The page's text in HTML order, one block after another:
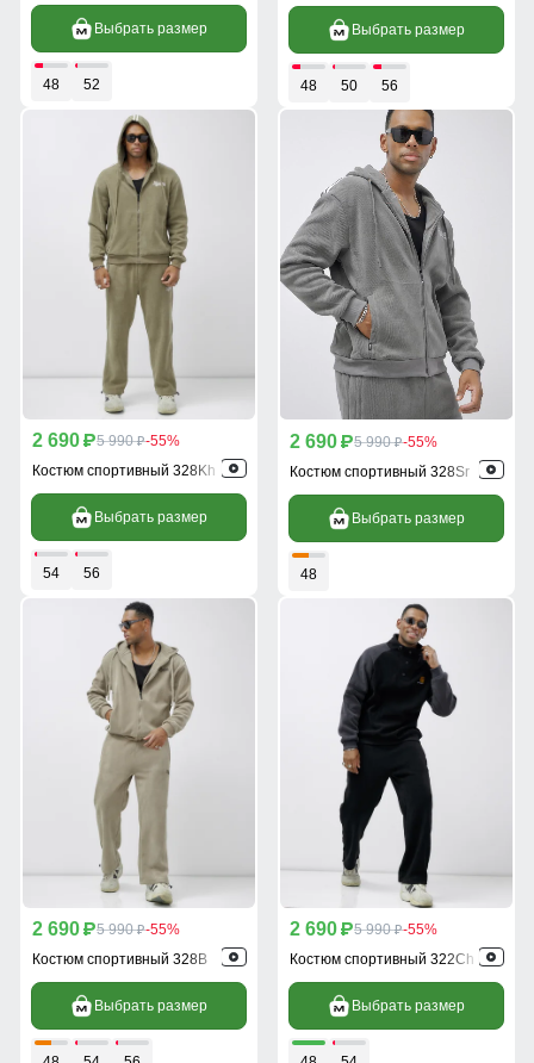
Выбрать размер
48 52
Выбрать размер
48 50 56
2 690 p5 990 p-55%
Костюм спортивный 328Kh
Выбрать размер
54 56
2 690 p5 990 p-55%
Костюм спортивный 328Sr
Выбрать размер
48
2 690 p5 990 p-55%
Костюм спортивный 328B
Выбрать размер
2 690 p5 990 p-55%
Костюм спортивный 322Ch
Выбрать размер